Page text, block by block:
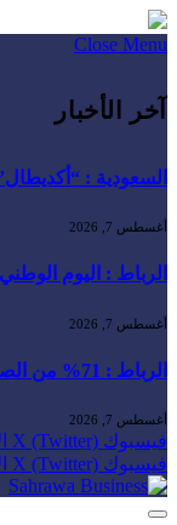
Close Menu
آخر الأخبار
السعودية : “أكديطال”
أغسطس 7, 2026
الرباط : اليوم
أغسطس 7, 2026
الرباط : 71% من الصناعيين يعتبرون مناخ الأعمال عادياً خلال الفصل الثاني من 2026 …
أغسطس 7, 2026
فيسبوك X (Twitter)
فيسبوك X (Twitter)